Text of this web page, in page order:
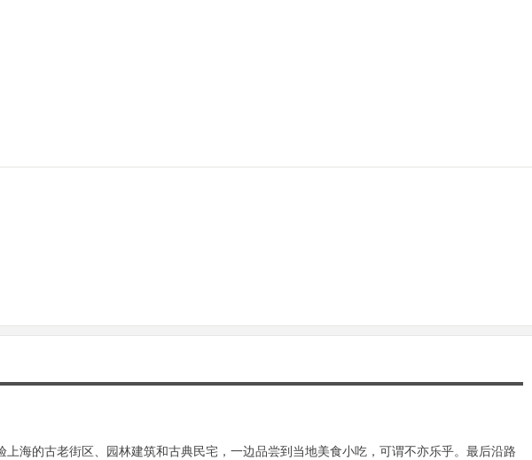
海的古老街区、园林建筑和古典民宅，一边品尝到当地美食小吃，可谓不亦乐乎。最后沿路